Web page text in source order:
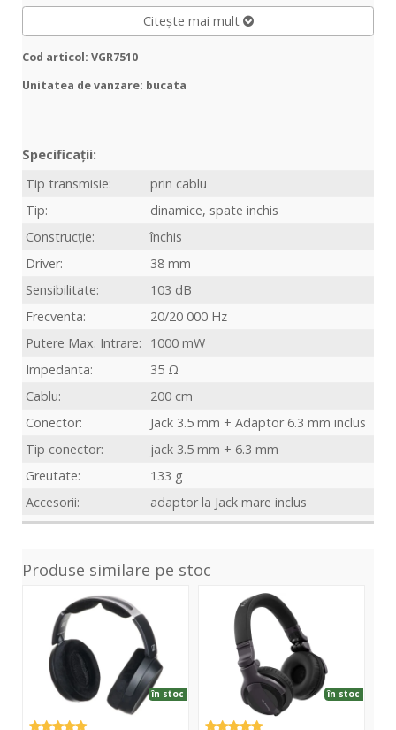
Citește mai mult
Cod articol: VGR7510
Unitatea de vanzare: bucata
Specificații:
Tip transmisie:
prin cablu
Tip:
dinamice, spate inchis
Construcție:
închis
Driver:
38 mm
Sensibilitate:
103 dB
Frecventa:
20/20 000 Hz
Putere Max. Intrare:
1000 mW
Impedanta:
35 Ω
Cablu:
200 cm
Conector:
Jack 3.5 mm + Adaptor 6.3 mm inclus
Tip conector:
jack 3.5 mm + 6.3 mm
Greutate:
133 g
Accesorii:
adaptor la Jack mare inclus
Produse similare pe stoc
în stoc în stoc